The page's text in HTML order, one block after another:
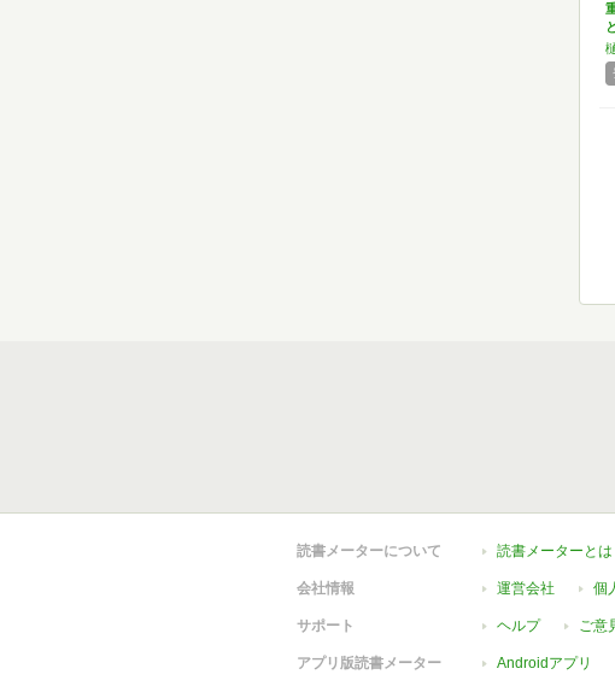
読書メーターについて 読書メーターとは
会社情報 運営会社 個
サポート ヘルプ ご意
アプリ版読書メーター Androidアプリ